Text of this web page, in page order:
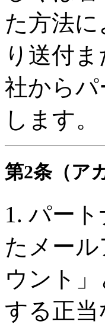
た方法
り送付
社から
します。
第2条（ア
1. パー
たメー
ウント
する正